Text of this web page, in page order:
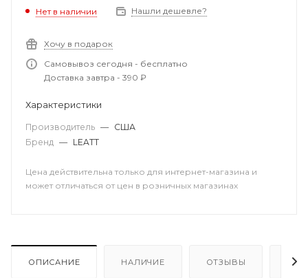
Нет в наличии Нашли дешевле?
Хочу в подарок
Самовывоз сегодня - бесплатно
Доставка завтра - 390 ₽
Характеристики
Производитель — США
Бренд — LEATT
Цена действительна только для интернет-магазина и
может отличаться от цен в розничных магазинах
ОПИСАНИЕ НАЛИЧИЕ ОТЗЫВЫ